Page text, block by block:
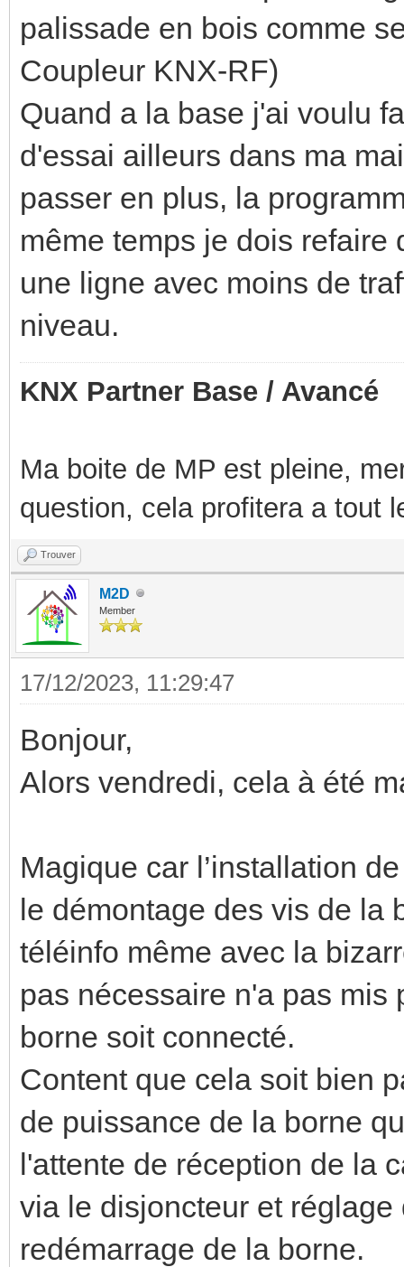
palissade en bois comme
Coupleur KNX-RF)
Quand a la base j'ai voulu
d'essai ailleurs dans ma
passer en plus, la
même temps je dois refaire
une ligne avec moins de
niveau.
KNX Partner Base / Avancé
Ma boite de MP est pleine,
question, cela profitera a tout
Trouver
M2D
Member
17/12/2023, 11:29:47
Bonjour,
Alors vendredi, cela à été
Magique car l’installation
le démontage des vis de la
téléinfo même avec la
pas nécessaire n'a pas mis
borne soit connecté.
Content que cela soit bien
de puissance de la borne
l'attente de réception de la
via le disjoncteur et
redémarrage de la borne.